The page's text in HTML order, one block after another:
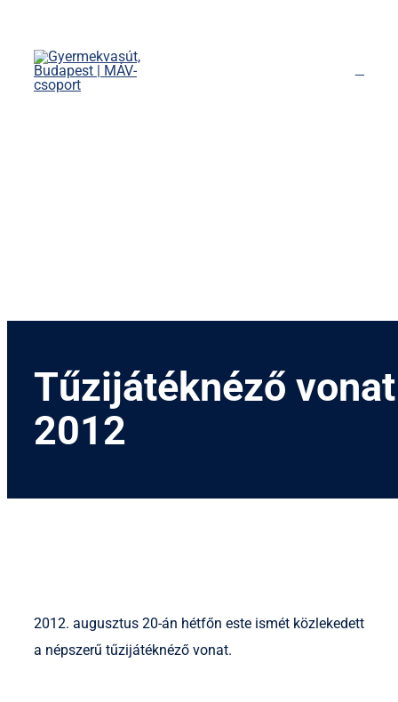
Tűzijátéknéző vonat
2012
2012. augusztus 20-án hétfőn este ismét közlekedett
a népszerű tűzijátéknéző vonat.